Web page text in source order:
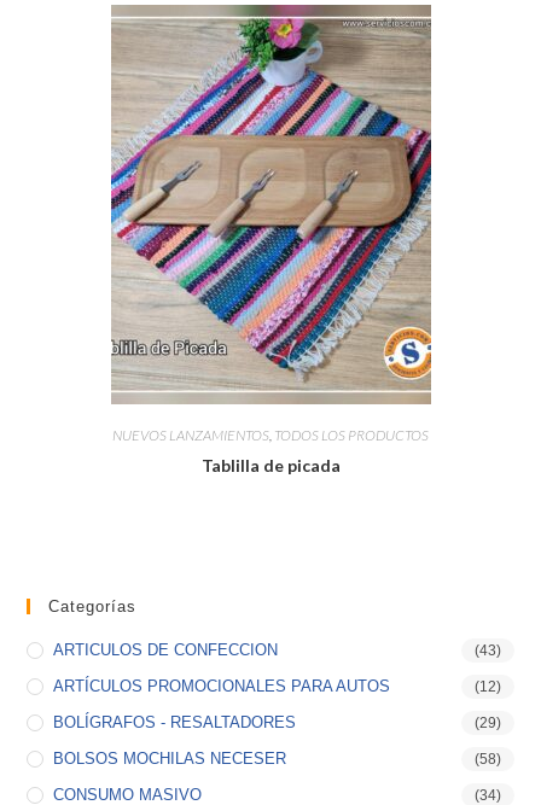
NUEVOS LANZAMIENTOS, TODOS LOS PRODUCTOS
Tablilla de picada
Categorías
ARTICULOS DE CONFECCION (43)
ARTÍCULOS PROMOCIONALES PARA AUTOS (12)
BOLÍGRAFOS - RESALTADORES (29)
BOLSOS MOCHILAS NECESER (58)
CONSUMO MASIVO (34)